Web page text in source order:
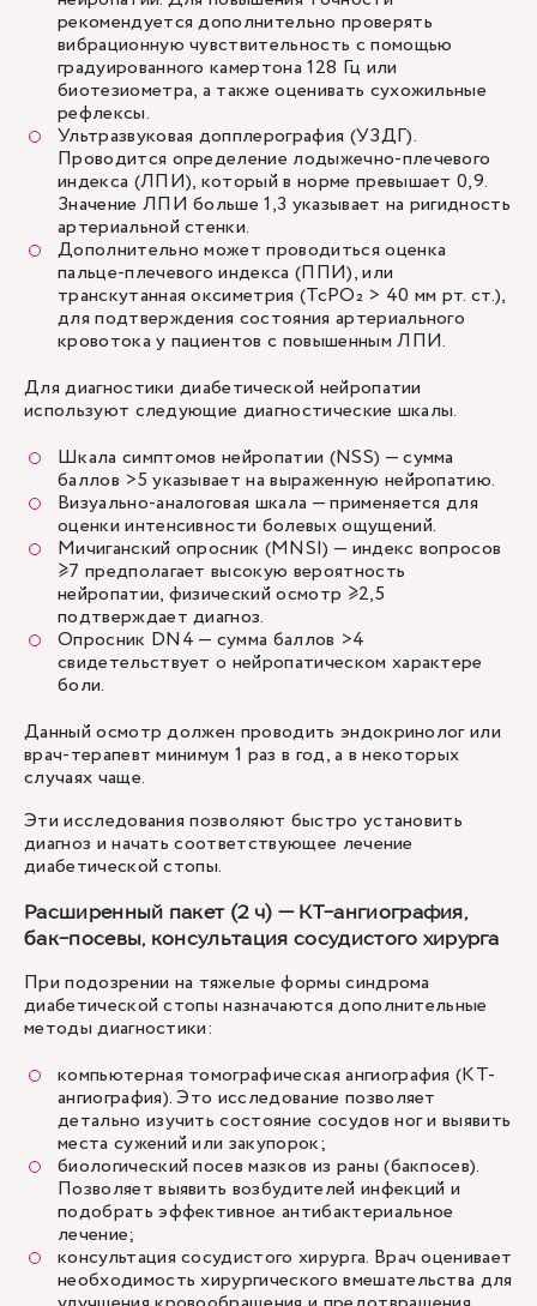
рекомендуется дополнительно проверять
вибрационную чувствительность с помощью
градуированного камертона 128 Гц или
биотезиометра, а также оценивать сухожильные
рефлексы.
Ультразвуковая допплерография (УЗДГ).
Проводится определение лодыжечно-плечевого
индекса (ЛПИ), который в норме превышает 0,9.
Значение ЛПИ больше 1,3 указывает на ригидность
артериальной стенки.
Дополнительно может проводиться оценка
пальце-плечевого индекса (ППИ), или
транскутанная оксиметрия (TcPO₂ > 40 мм рт. ст.),
для подтверждения состояния артериального
кровотока у пациентов с повышенным ЛПИ.
Для диагностики диабетической нейропатии
используют следующие диагностические шкалы.
Шкала симптомов нейропатии (NSS) — сумма
баллов >5 указывает на выраженную нейропатию.
Визуально-аналоговая шкала — применяется для
оценки интенсивности болевых ощущений.
Мичиганский опросник (MNSI) — индекс вопросов
≥7 предполагает высокую вероятность
нейропатии, физический осмотр ≥2,5
подтверждает диагноз.
Опросник DN4 — сумма баллов >4
свидетельствует о нейропатическом характере
боли.
Данный осмотр должен проводить эндокринолог или
врач-терапевт минимум 1 раз в год, а в некоторых
случаях чаще.
Эти исследования позволяют быстро установить
диагноз и начать соответствующее лечение
диабетической стопы.
Расширенный пакет (2 ч) — КТ-ангиография,
бак-посевы, консультация сосудистого хирурга
При подозрении на тяжелые формы синдрома
диабетической стопы назначаются дополнительные
методы диагностики:
компьютерная томографическая ангиография (КТ-
ангиография). Это исследование позволяет
детально изучить состояние сосудов ног и выявить
места сужений или закупорок;
биологический посев мазков из раны (бакпосев).
Позволяет выявить возбудителей инфекций и
подобрать эффективное антибактериальное
лечение;
консультация сосудистого хирурга. Врач оценивает
необходимость хирургического вмешательства для